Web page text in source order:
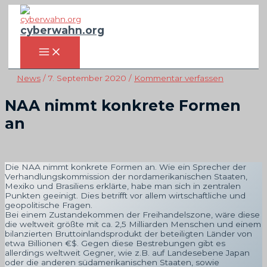
Zum
Inhalt
springen
cyberwahn.org
MAIN
MENU
News / 7. September 2020 / Kommentar verfassen
NAA nimmt konkrete Formen
an
Die NAA nimmt konkrete Formen an. Wie ein Sprecher der
Verhandlungskommission der nordamerikanischen Staaten,
Mexiko und Brasiliens erklärte, habe man sich in zentralen
Punkten geeinigt. Dies betrifft vor allem wirtschaftliche und
geopolitische Fragen.
Bei einem Zustandekommen der Freihandelszone, wäre diese
die weltweit größte mit ca. 2,5 Milliarden Menschen und einem
bilanzierten Bruttoinlandsprodukt der beteiligten Länder von
etwa Billionen €$. Gegen diese Bestrebungen gibt es
allerdings weltweit Gegner, wie z.B. auf Landesebene Japan
oder die anderen südamerikanischen Staaten, sowie